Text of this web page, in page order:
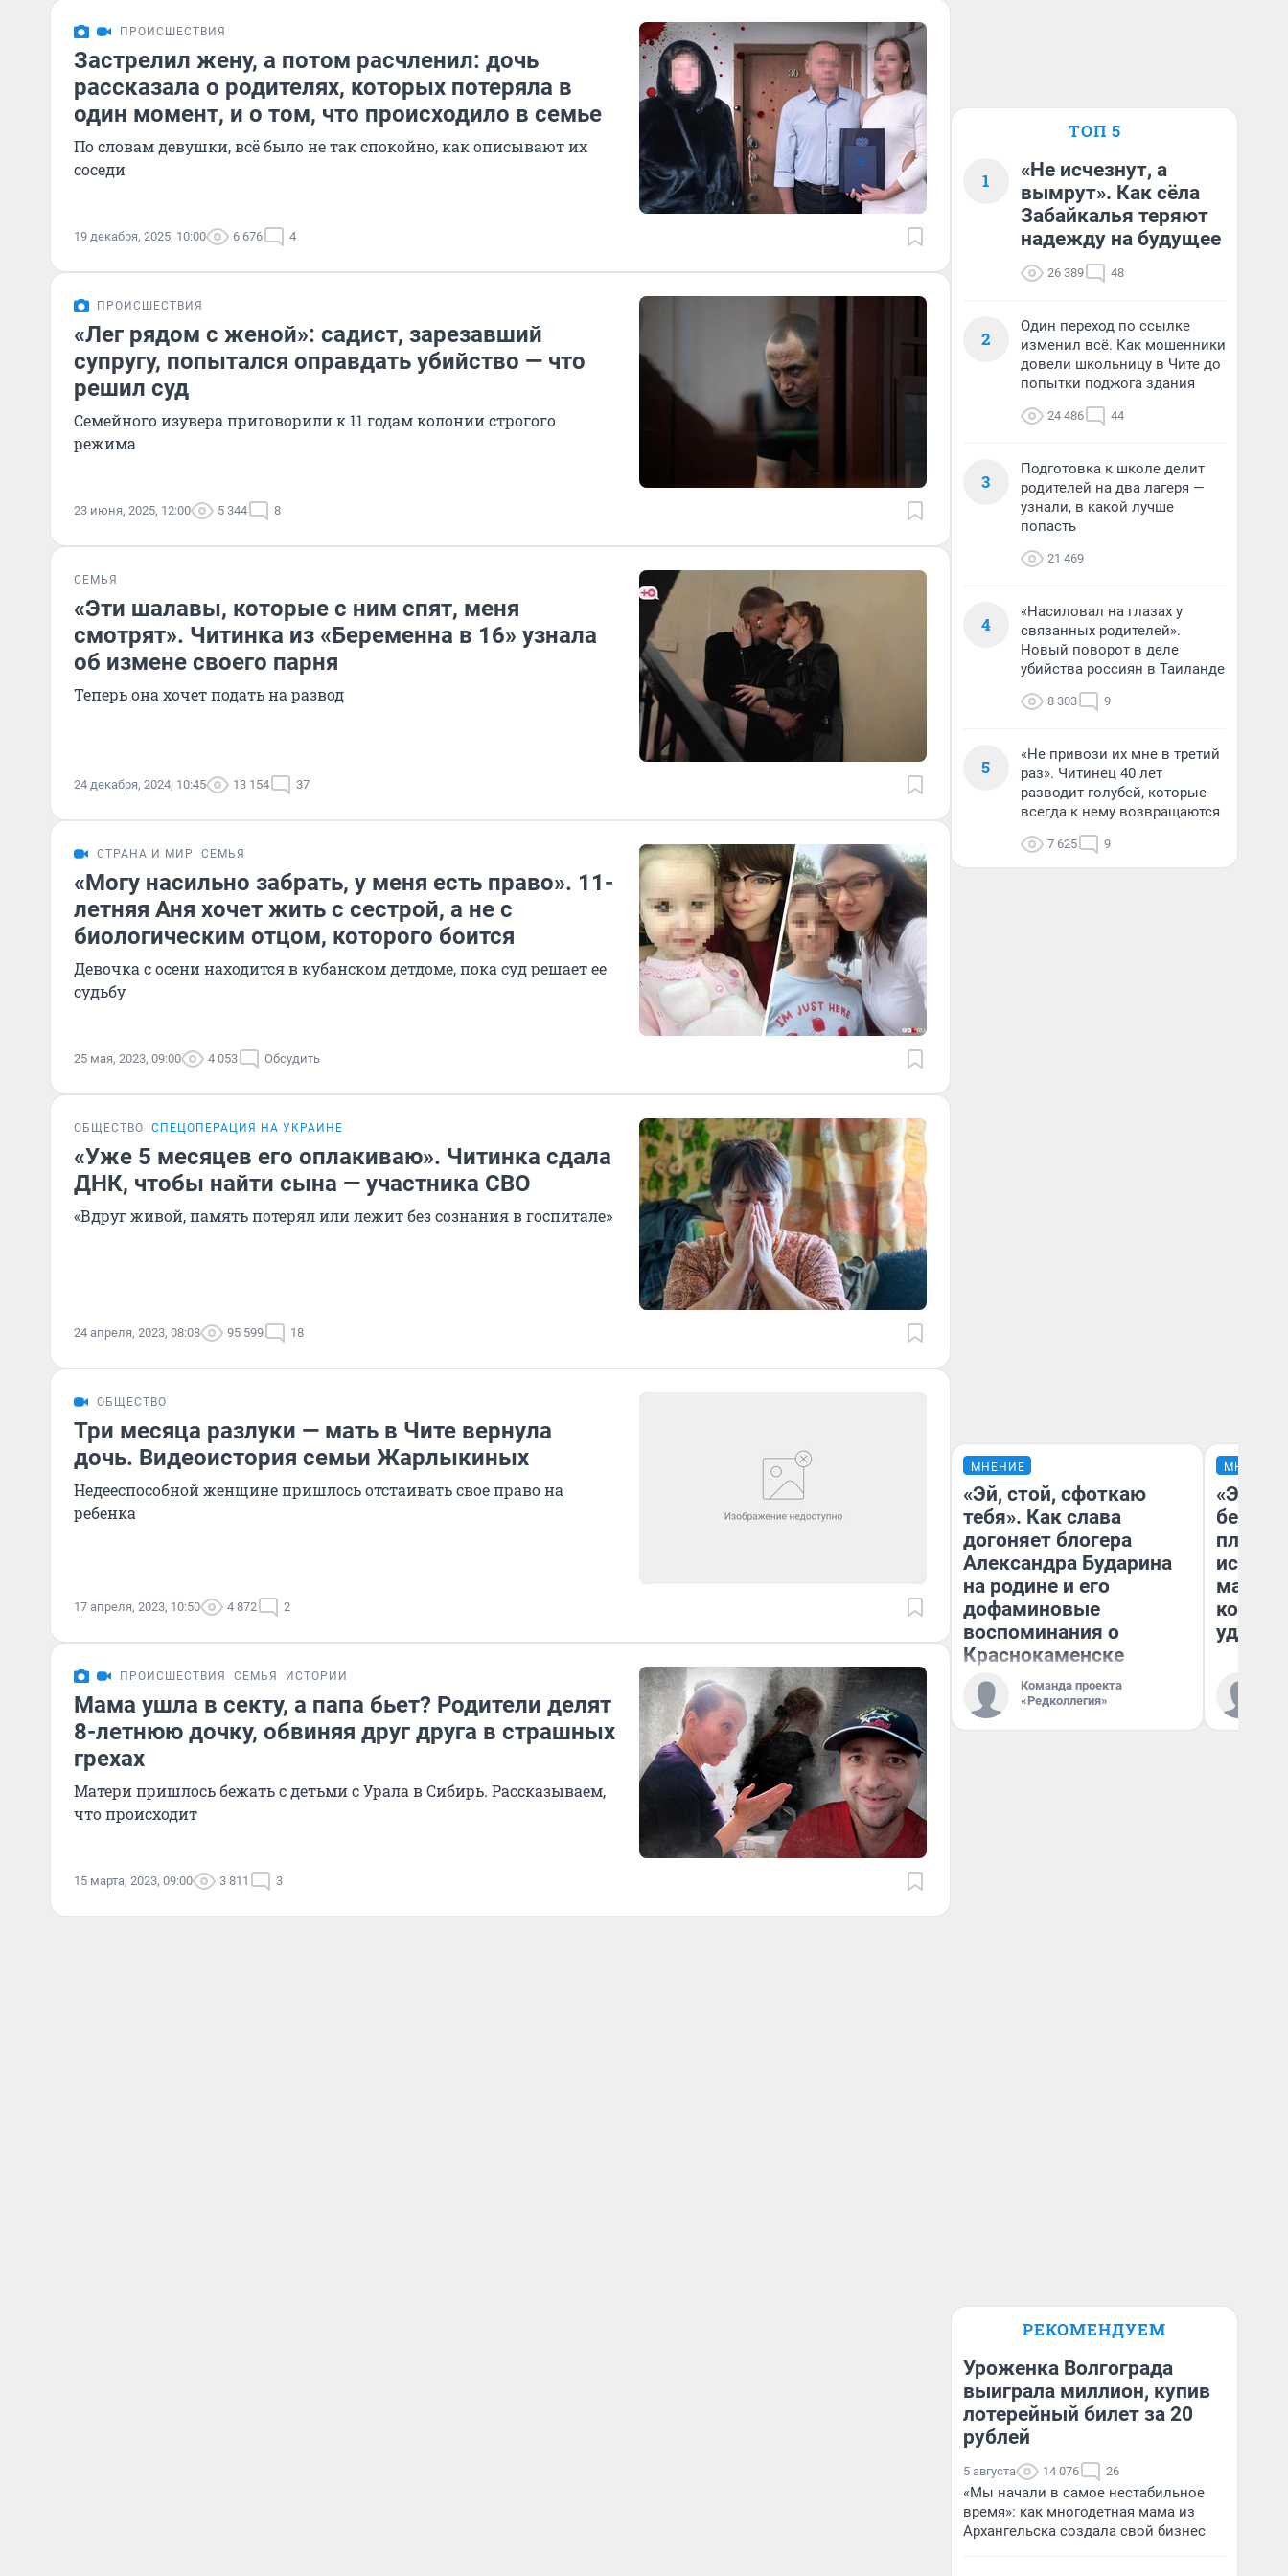
ПРОИСШЕСТВИЯ
Застрелил жену, а потом расчленил: дочь
рассказала о родителях, которых потеряла в
один момент, и о том, что происходило в семье
По словам девушки, всё было не так спокойно, как описывают их
соседи
19 декабря, 2025, 10:00 6 676 4
ПРОИСШЕСТВИЯ
«Лег рядом с женой»: садист, зарезавший
супругу, попытался оправдать убийство — что
решил суд
Семейного изувера приговорили к 11 годам колонии строгого
режима
23 июня, 2025, 12:00 5 344 8
СЕМЬЯ
«Эти шалавы, которые с ним спят, меня
смотрят». Читинка из «Беременна в 16» узнала
об измене своего парня
Теперь она хочет подать на развод
24 декабря, 2024, 10:45 13 154 37
СТРАНА И МИР СЕМЬЯ
«Могу насильно забрать, у меня есть право». 11-
летняя Аня хочет жить с сестрой, а не с
биологическим отцом, которого боится
Девочка с осени находится в кубанском детдоме, пока суд решает ее
судьбу
25 мая, 2023, 09:00 4 053 Обсудить
ОБЩЕСТВО СПЕЦОПЕРАЦИЯ НА УКРАИНЕ
«Уже 5 месяцев его оплакиваю». Читинка сдала
ДНК, чтобы найти сына — участника СВО
«Вдруг живой, память потерял или лежит без сознания в госпитале»
24 апреля, 2023, 08:08 95 599 18
ОБЩЕСТВО
Три месяца разлуки — мать в Чите вернула
дочь. Видеоистория семьи Жарлыкиных
Недееспособной женщине пришлось отстаивать свое право на
ребенка
17 апреля, 2023, 10:50 4 872 2
ПРОИСШЕСТВИЯ СЕМЬЯ ИСТОРИИ
Мама ушла в секту, а папа бьет? Родители делят
8-летнюю дочку, обвиняя друг друга в страшных
грехах
Матери пришлось бежать с детьми с Урала в Сибирь. Рассказываем,
что происходит
15 марта, 2023, 09:00 3 811 3
ТОП 5
1
«Не исчезнут, а
вымрут». Как сёла
Забайкалья теряют
надежду на будущее
26 389 48
2
Один переход по ссылке
изменил всё. Как мошенники
довели школьницу в Чите до
попытки поджога здания
24 486 44
3
Подготовка к школе делит
родителей на два лагеря —
узнали, в какой лучше
попасть
21 469
4
«Насиловал на глазах у
связанных родителей».
Новый поворот в деле
убийства россиян в Таиланде
8 303 9
5
«Не привози их мне в третий
раз». Читинец 40 лет
разводит голубей, которые
всегда к нему возвращаются
7 625 9
МНЕНИЕ
«Эй, стой, сфоткаю
тебя». Как слава
догоняет блогера
Александра Бударина
на родине и его
дофаминовые
воспоминания о
Краснокаменске
Команда проекта
«Редколлегия»
МНЕНИЕ
«Это
РЕКОМЕНДУЕМ
Уроженка Волгограда
выиграла миллион, купив
лотерейный билет за 20
рублей
5 августа 14 076 26
«Мы начали в самое нестабильное
время»: как многодетная мама из
Архангельска создала свой бизнес